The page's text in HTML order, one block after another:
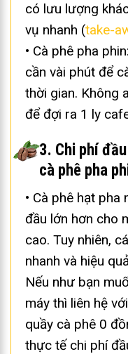
có lưu lượng
vụ nhanh (take-
• Cà phê pha
cần vài phút để
thời gian. Không
để đợi ra 1 ly
3. Chi phí
cà phê pha
• Cà phê hạt pha
đầu lớn hơn cho
cao. Tuy nhiên,
nhanh và hiệu
Nếu như bạn
máy thì liên hệ
quầy cà phê 0
thực tế chi phí